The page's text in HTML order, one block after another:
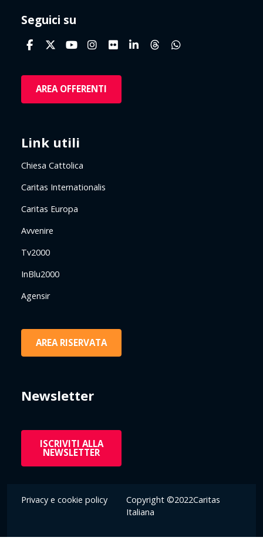
Seguici su
AREA OFFERENTI
Link utili
Chiesa Cattolica
Caritas Internationalis
Caritas Europa
Avvenire
Tv2000
InBlu2000
Agensir
AREA RISERVATA
Newsletter
ISCRIVITI ALLA
NEWSLETTER
Privacy e cookie policy
Copyright ©2022Caritas
Italiana